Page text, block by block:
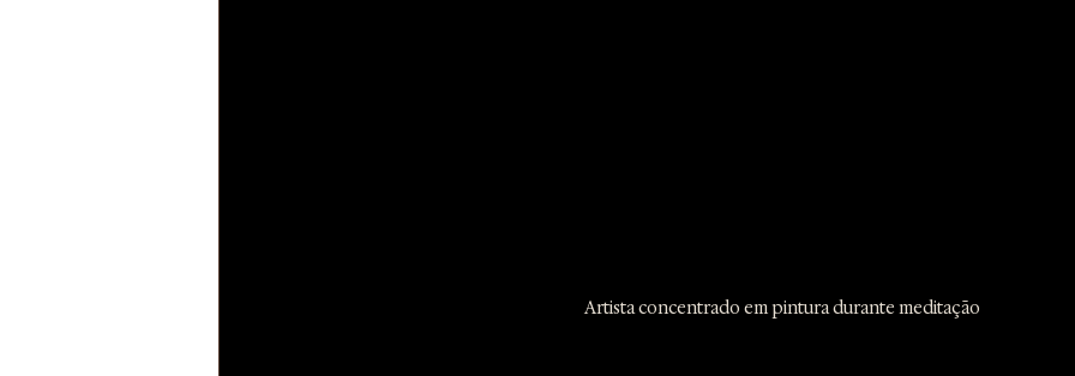
Artista concentrado em pintura durante meditação